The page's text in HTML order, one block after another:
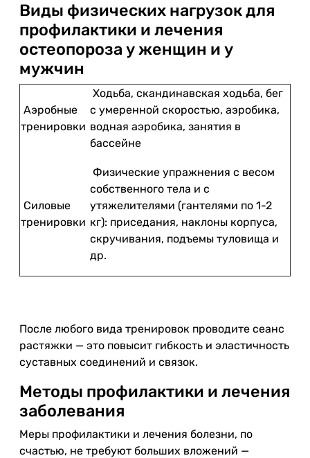
Виды физических нагрузок для
профилактики и лечения
остеопороза у женщин и у
мужчин
Аэробные
тренировки
Ходьба, скандинавская ходьба, бег
с умеренной скоростью, аэробика,
водная аэробика, занятия в
бассейне
Силовые
тренировки
Физические упражнения с весом
собственного тела и с
утяжелителями (гантелями по 1-2
кг): приседания, наклоны корпуса,
скручивания, подъемы туловища и
др.
После любого вида тренировок проводите сеанс
растяжки — это повысит гибкость и эластичность
суставных соединений и связок.
Методы профилактики и лечения
заболевания
Меры профилактики и лечения болезни, по
счастью, не требуют больших вложений —